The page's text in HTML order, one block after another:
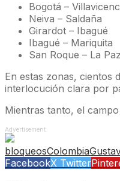
Bogotá –
Neiva – Saldaña
Girardot – Ibagué
Ibagué – Mariquita
San Roque – La Paz
En estas zonas, cientos
interlocución clara por
Mientras tanto, el
Advertisement
bloqueosColombia
FacebookX Twitter